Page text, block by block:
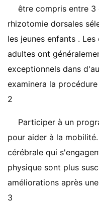
être compris entre 3
rhizotomie dorsales
les jeunes enfants .
adultes ont
exceptionnels dans
examinera la procédure
2
Participer à un
pour aider à la
cérébrale qui
physique sont plus
améliorations après
3